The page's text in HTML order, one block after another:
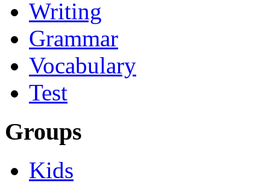
Writing
Grammar
Vocabulary
Test
Groups
Kids